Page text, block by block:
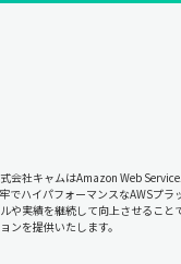
会社キャムはAmazon Web
でハイパフォーマンスなAWSプ
や実績を継続して向上させること
ンを提供いたします。